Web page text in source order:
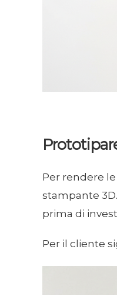
Per rendere
stampante
prima di
Per il cliente